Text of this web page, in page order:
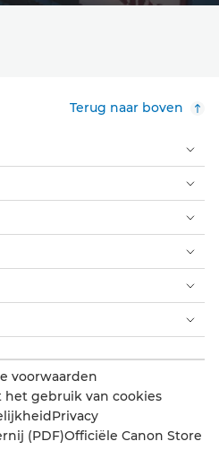
Terug naar boven
voorwaarden
gebruik van cookies
Privacy
(PDF)Officiële Canon Store